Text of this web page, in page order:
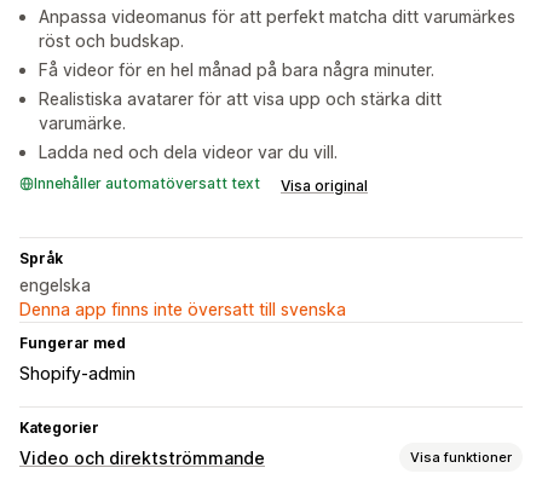
Anpassa videomanus för att perfekt matcha ditt varumärkes
röst och budskap.
Få videor för en hel månad på bara några minuter.
Realistiska avatarer för att visa upp och stärka ditt
varumärke.
Ladda ned och dela videor var du vill.
Innehåller automatöversatt text Visa original
Språk
engelska
Denna app finns inte översatt till svenska
Fungerar med
Shopify-admin
Kategorier
Video och direktströmmande Visa funktioner